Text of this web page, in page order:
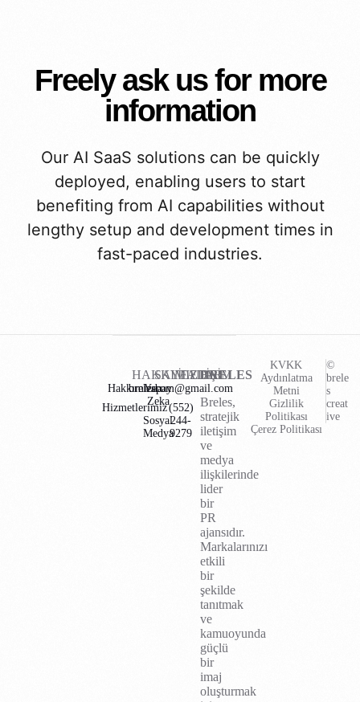
Freely ask us for more
information
Our AI SaaS solutions can be quickly
deployed, enabling users to start
benefiting from AI capabilities without
lengthy setup and development times in
fast-paced industries.
BRELES
Breles,
stratejik
iletişim
ve
medya
ilişkilerinde
lider
bir
PR
ajansıdır.
Markalarınızı
etkili
bir
şekilde
tanıtmak
ve
kamuoyunda
güçlü
bir
imaj
oluşturmak
HAKKIMIZDA
Hakkımızda
Hizmetlerimiz
SAYFALAR
Yapay
Zeka
Sosyal
Medya
İLETİŞİM
brelescom@gmail.com
(552)
244-
9279
©
brele
s
creat
ive
KVKK
Aydınlatma
Metni
Gizlilik
Politikası
Çerez Politikası